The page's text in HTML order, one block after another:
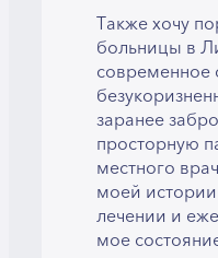
Также хочу
больницы в
современное
заранее
просторную
местного
моей
лечении и
мое